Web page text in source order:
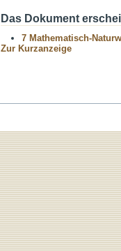
Das Dokument
7 Mathematisch-
Zur Kurzanzeige